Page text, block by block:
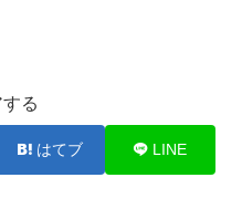
る
はてブ LINE